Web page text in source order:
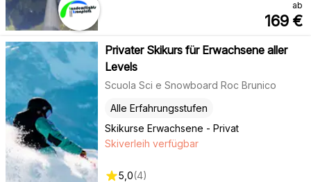
ab
169 €
Privater Skikurs für Erwachsene aller
Levels
Scuola Sci e Snowboard Roc Brunico
Skikurse Erwachsene - Privat
Alle Erfahrungsstufen
Skiverleih verfügbar
5,0(4)